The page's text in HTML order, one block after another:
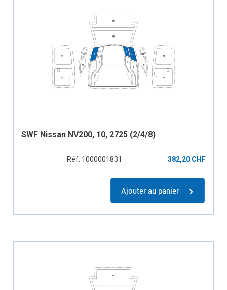
SWF Nissan NV200, 10, 2725 (2/4/8)
Réf: 1000001831 382,20 CHF
Ajouter au panier